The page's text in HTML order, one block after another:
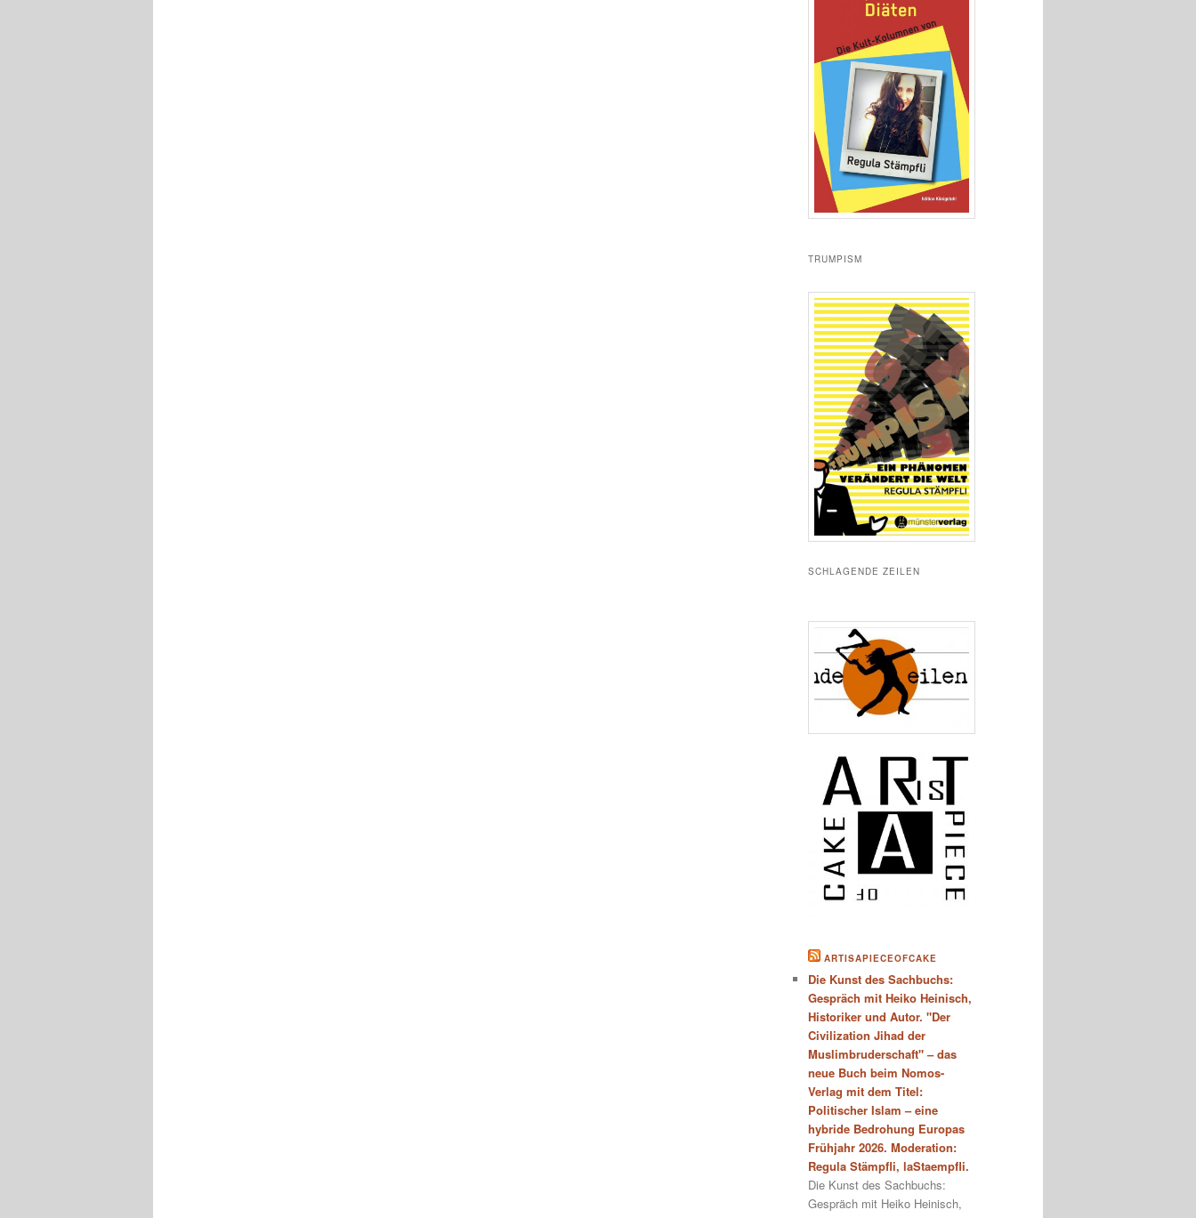
TRUMPISM
SCHLAGENDE ZEILEN
ARTISAPIECEOFCAKE
Die Kunst des Sachbuchs:
Gespräch mit Heiko Heinisch,
Historiker und Autor. "Der
Civilization Jihad der
Muslimbruderschaft" – das
neue Buch beim Nomos-
Verlag mit dem Titel:
Politischer Islam – eine
hybride Bedrohung Europas
Frühjahr 2026. Moderation:
Regula Stämpfli, laStaempfli.
Die Kunst des Sachbuchs:
Gespräch mit Heiko Heinisch,